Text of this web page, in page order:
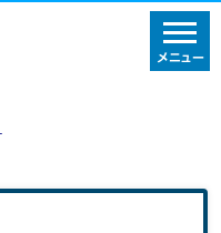
メニュー